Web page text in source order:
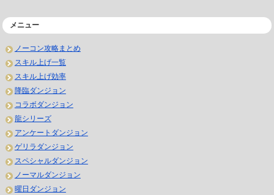
メニュー
ノーコン攻略まとめ
スキル上げ一覧
スキル上げ効率
降臨ダンジョン
コラボダンジョン
龍シリーズ
アンケートダンジョン
ゲリラダンジョン
スペシャルダンジョン
ノーマルダンジョン
曜日ダンジョン